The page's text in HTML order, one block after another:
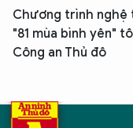
Chương trình nghệ
"81 mùa bình yên"
Công an Thủ đô